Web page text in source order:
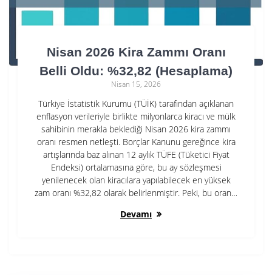
Nisan 2026 Kira Zammı Oranı
Belli Oldu: %32,82 (Hesaplama)
Nisan 15, 2026
Türkiye İstatistik Kurumu (TÜİK) tarafından açıklanan
enflasyon verileriyle birlikte milyonlarca kiracı ve mülk
sahibinin merakla beklediği Nisan 2026 kira zammı
oranı resmen netleşti. Borçlar Kanunu gereğince kira
artışlarında baz alınan 12 aylık TÜFE (Tüketici Fiyat
Endeksi) ortalamasına göre, bu ay sözleşmesi
yenilenecek olan kiracılara yapılabilecek en yüksek
zam oranı %32,82 olarak belirlenmiştir. Peki, bu oran…
Devamı